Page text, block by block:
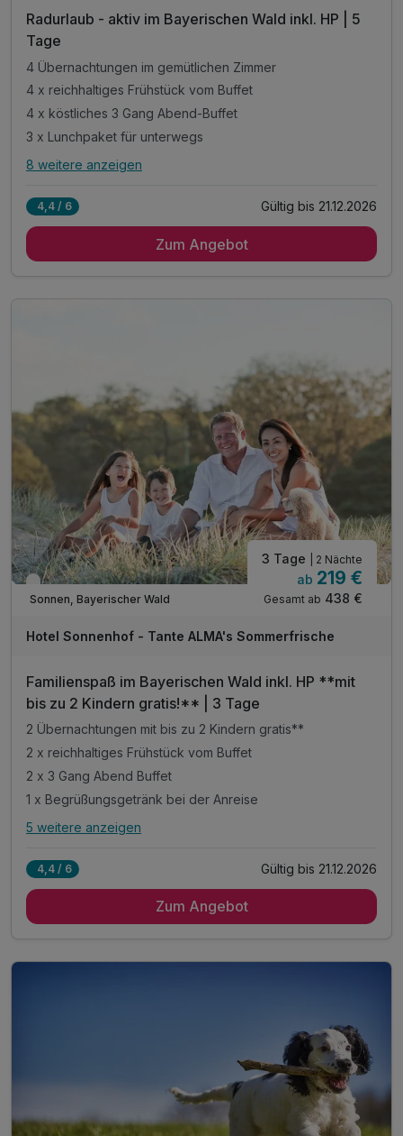
Radurlaub - aktiv im Bayerischen Wald inkl. HP | 5
Tage
4 Übernachtungen im gemütlichen Zimmer
4 x reichhaltiges Frühstück vom Buffet
4 x köstliches 3 Gang Abend-Buffet
3 x Lunchpaket für unterwegs
Alle Inklusivleistungen
4 x reichhaltiges Frühstück vom Buffet
inkl. Radkartenmaterial, kostenlos a. d. Rezeption
inkl. Radreparaturset auf Anfrage n. Verfügbarkeit
inkl. Gästekarte Wegscheider Land
1 x Eierlikör zur Begrüßung*
inkl. Nutzung des Pool- und Saunabereichs
* alkoholfreie Alternative möglich
8 weitere anzeigen
4,4 / 6 Gültig bis 21.12.2026
Zum Angebot
Verfügbar bis Dezember
Sonnen, Bayerischer Wald
3 Tage | 2 Nächte
ab 219 €
Gesamt ab 438 €
Hotel Sonnenhof - Tante ALMA's Sommerfrische
Familienspaß im Bayerischen Wald inkl. HP **mit
bis zu 2 Kindern gratis!** | 3 Tage
2 Übernachtungen mit bis zu 2 Kindern gratis**
2 x reichhaltiges Frühstück vom Buffet
2 x 3 Gang Abend Buffet
1 x Begrüßungsgetränk bei der Anreise
Alle Inklusivleistungen
2 x reichhaltiges Frühstück vom Buffet
5 weitere anzeigen
4,4 / 6 Gültig bis 21.12.2026
Zum Angebot